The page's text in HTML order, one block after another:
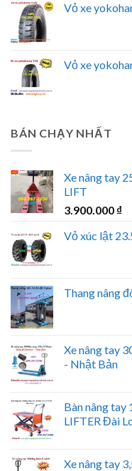
Vỏ xe
Vỏ xe
BÁN CHẠY NHẤT
Xe nâng tay
LIFT
3.900.000 ₫
Vỏ xúc lật
Thang nâng
Xe nâng tay
- Nhật Bản
Bàn nâng tay
LIFTER Đài
Xe nâng tay